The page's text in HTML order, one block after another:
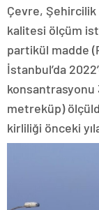
Çevre, Şehircilik
kalitesi ölçüm
partikül madde
İstanbul’da
konsantrasyonu
metreküp)
kirliliği önceki